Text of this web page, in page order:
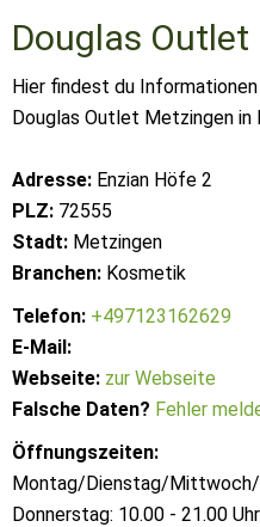
Douglas
Hier findest du
Douglas Outlet Metzingen in
Adresse: Enzian Höfe 2
PLZ: 72555
Stadt: Metzingen
Branchen: Kosmetik
Telefon: +497123162629
E-Mail:
Webseite: zur Webseite
Falsche Daten? Fehler
Öffnungszeiten:
Montag/Dienstag/Mittwoch/
Donnerstag: 10.00 - 21.00 Uhr